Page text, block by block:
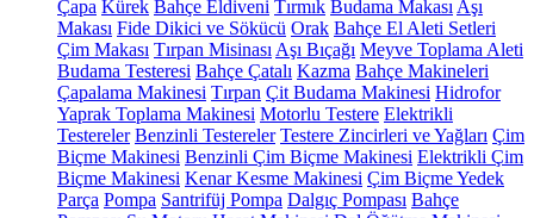
Çapa Kürek Bahçe Eldiveni Tırmık Budama Makası Aşı
Makası Fide Dikici ve Sökücü Orak Bahçe El Aleti Setleri
Çim Makası Tırpan Misinası Aşı Bıçağı Meyve Toplama Aleti
Budama Testeresi Bahçe Çatalı Kazma Bahçe Makineleri
Çapalama Makinesi Tırpan Çit Budama Makinesi Hidrofor
Yaprak Toplama Makinesi Motorlu Testere Elektrikli
Testereler Benzinli Testereler Testere Zincirleri ve Yağları Çim
Biçme Makinesi Benzinli Çim Biçme Makinesi Elektrikli Çim
Biçme Makinesi Kenar Kesme Makinesi Çim Biçme Yedek
Parça Pompa Santrifüj Pompa Dalgıç Pompası Bahçe